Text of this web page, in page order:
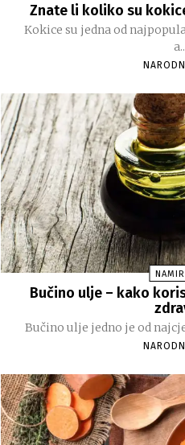
Znate li koliko su
Kokice su jedna od
Bučino ulje – kako
Bučino ulje jedno je od